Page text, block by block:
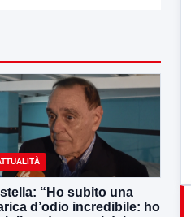
“Ho subito una
d’odio incredibile: ho